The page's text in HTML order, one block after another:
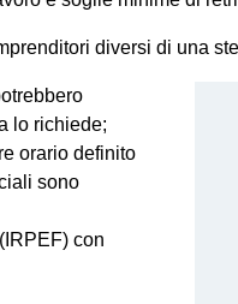
diversi di una
lo richiede;
orario definito
sono
con